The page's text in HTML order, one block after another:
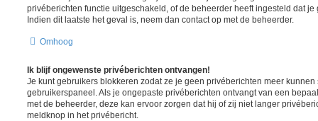
privéberichten functie uitgeschakeld, of de beheerder heeft ingesteld dat
Indien dit laatste het geval is, neem dan contact op met de beheerder.
Omhoog
Ik blijf ongewenste privéberichten ontvangen!
Je kunt gebruikers blokkeren zodat ze je geen privéberichten meer kunnen
gebruikerspaneel. Als je ongepaste privéberichten ontvangt van een
met de beheerder, deze kan ervoor zorgen dat hij of zij niet langer
meldknop in het privébericht.